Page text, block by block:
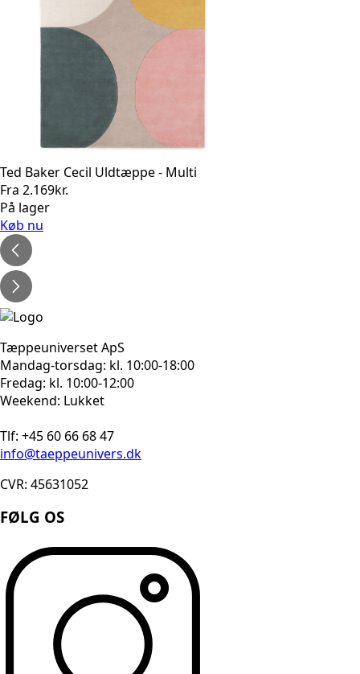
Ted Baker Cecil Uldtæppe - Multi
Fra 2.169kr.
På lager
Køb nu
Tæppeuniverset ApS
Mandag-torsdag: kl. 10:00-18:00
Fredag: kl. 10:00-12:00
Weekend: Lukket
Tlf: +45 60 66 68 47
info@taeppeunivers.dk
CVR: 45631052
FØLG OS